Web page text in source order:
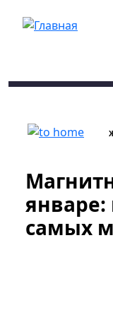
январе:
самых